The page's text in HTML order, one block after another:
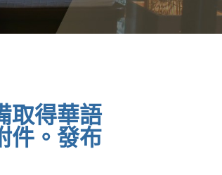
取得華語
件。發布